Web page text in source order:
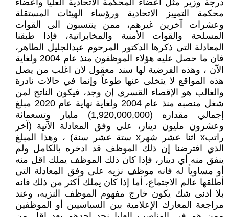
درجة وزير مثل أعضاء المحكمة الاتحادية العليا وأعضاء
محكمة التمييز الاتحادية ورؤساء الهيئات المستقلة
وعشرات آخرين غيرهم، ممن ينتسبون الى القوات
المسلحة والقوات الأمنية والمخابراتية، فإذا طبقنا
المعادلة التي ذكرها الدكتور المرحوم عبدالجليل الطاهر،
فان ما حصل عليه هؤلاء الموظفون منذ عام 2004 ولغاية
الآن ، وهذه الفرضية لها سند معقول لان اغلب من يصل
هذه المواقع لا يتخلى عنها طوعاً وإنما في حالات نادرة
والغالب هو الإقصاء القسري إن وجد، فيكون الناتج لمن
شغل منصبه منذ عام 2004 ولغاية نهاية عام 2020 مبلغ
إجمالي مقداره (1,920,000,000) مليار وتسعمائة
وعشرون مليون دينار، على وفق المعادلة الآتية (آخر
راتبx اثنا عشر شهرx ستة عشر سنة) ، وهذا المبلغ
الذي افترضنا إن ذلك الموظف قد ادخره بالكامل ولم
ينفق منه أي دينار، فإذا كان ذلك الموظف يملك اقل منه
أو مساوياً له فانه موظف نزيه على وفق المعادلة التي
أطلقها عالم الاجتماع، أما إذا كان يملك أكثر من ذلك فانه
بلا ادنى شك يكون خارج مفهوم الموظف النزيه، وعند
مراجعة المعارك الإعلامية بين السياسيين أو الموظفين